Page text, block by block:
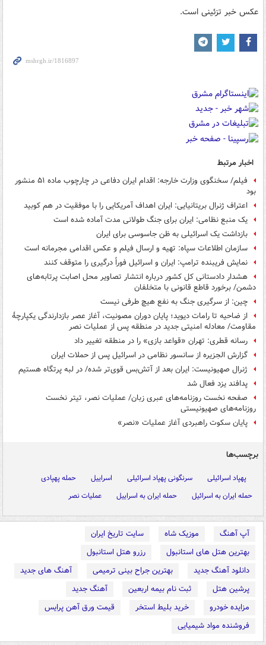
عکس خبر تزئینی است.
اخبار مرتبط
فیلم/ سخنگوی وزارت خارجه: اقدام ایران دفاعی در چارچوب ماده ۵۱ منشور
بود
اعتراف ژنرال بریتانیایی: ایران اهداف آمریکایی را با موفقیت در هم کوبید
یک منبع نظامی: ایران برای جنگ طولانی مدت آماده شده است
بازداشت یک اسرائیلی به ظن جاسوسی برای ایران
سازمان اطلاعات سپاه: تهیه و ارسال فیلم و عکس اقدامی مجرمانه است
نمایش فریبنده ترامپ: ایران و اسرائیل فوراً درگیری را متوقف کنند
هشدار دادستانی کل کشور درباره انتشار تصاویر محل اصابت پرتابه‌های
دشمن/ برخورد قاطع قانونی با متخلفان
چین: از سرگیری جنگ به نفع هیچ طرفی نیست
از ضاحیه تا رامات دیوید؛ پایان دوران مصونیت، آغاز عصر بازدارندگی یکپارچهٔ
مقاومت/ معادله امنیتی جدید در منطقه پس از عملیات نصر
رسانه قطری: تهران «قواعد بازی» را در منطقه تغییر داد
گزارش الجزیره از سانسور نظامی در اسرائیل پس از حملات ایران
ژنرال صهیونیست: ایران بعد از آتش‌بس قوی‌تر شده/ در لبه پرتگاه هستیم
پدافند یزد فعال شد
صفحه نخست روزنامه‌های عبری زبان/ عملیات نصر، تیتر نخست
روزنامه‌های صهیونیستی
پایان سکوت راهبردی آغاز عملیات «نصر»
برچسب‌ها
پهپاد اسرائیلی سرنگونی پهپاد اسرائیلی اسراییل
حمله پهپادی
حمله ایران به اسرائیل
حمله ایران به اسراییل عملیات نصر
آپ آهنگ موزیک شاه
سایت تاریخ ایران
بهترین هتل های استانبول
رزرو هتل استانبول
دانلود آهنگ جدید
بهترین جراح بینی ترمیمی
آهنگ های جدید
پرشین هتل
ثبت نام بیمه اربعین
آهنگ جدید
مزایده خودرو
خرید بلیط استخر
قیمت ورق آهن پرایس
فروشنده مواد شیمیایی